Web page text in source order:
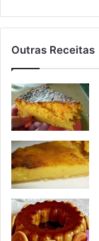
Outras Receitas